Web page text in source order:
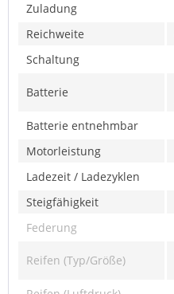
Zuladung
Reichweite
Schaltung
Batterie
Batterie entnehmbar
Motorleistung
Ladezeit / Ladezyklen
Steigfähigkeit
Federung
Reifen (Typ/Größe)